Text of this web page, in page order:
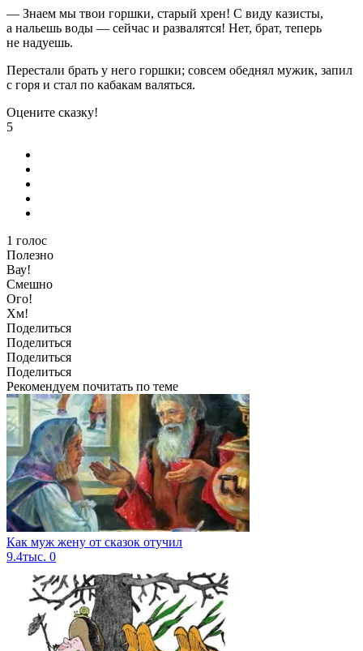
— Знаем мы твои горшки, старый хрен! С виду казисты,
а нальешь воды — сейчас и развалятся! Нет, брат, теперь
не надуешь.
Перестали брать у него горшки; совсем обеднял мужик, запил
с горя и стал по кабакам валяться.
Оцените сказку!
5
1 голос
Полезно
Вау!
Смешно
Ого!
Хм!
Поделиться
Поделиться
Поделиться
Поделиться
Рекомендуем почитать по теме
Как муж жену от сказок отучил
9.4тыс. 0